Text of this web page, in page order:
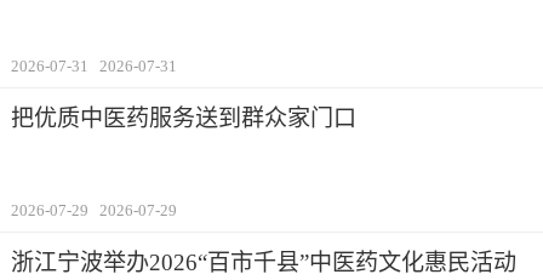
2026-07-31 2026-07-31
把优质中医药服务送到群众家门口
2026-07-29 2026-07-29
浙江宁波举办2026“百市千县”中医药文化惠民活动